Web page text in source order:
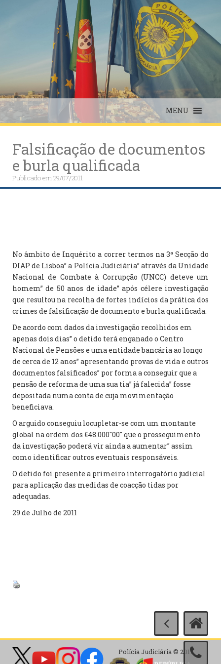
MENU
Falsificação de documentos
e burla qualificada
Publicado em29/07/2011
No âmbito de Inquérito a correr termos na 3ª Secção do
DIAP de Lisboa” a Polícia Judiciária” através da Unidade
Nacional de Combate à Corrupção (UNCC) deteve um
homem” de 50 anos de idade” após célere investigação
que resultou na recolha de fortes indícios da prática dos
crimes de falsificação de documento e burla qualificada.
De acordo com dados da investigação recolhidos em
apenas dois dias” o detido terá enganado o Centro
Nacional de Pensões e uma entidade bancária ao longo
de cerca de 12 anos” apresentando provas de vida e outros
documentos falsificados” por forma a conseguir que a
pensão de reforma de uma sua tia” já falecida” fosse
depositada numa conta de cuja movimentação
beneficiava.
O arguido conseguiu locupletar-se com um montante
global na ordem dos €48.000″00″ que o prosseguimento
da investigação poderá vir ainda a aumentar” assim
como identificar outros eventuais responsáveis.
O detido foi presente a primeiro interrogatório judicial
para aplicação das medidas de coacção tidas por
adequadas.
29 de Julho de 2011
Polícia Judiciária © 2017